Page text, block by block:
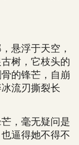
悬浮于天空，
树，它枝头的
的锋芒，自崩
流刃撕裂长
，毫无疑问是
逼得她不得不